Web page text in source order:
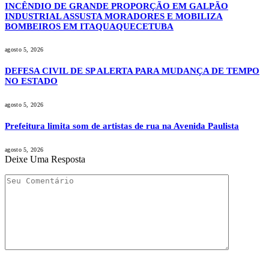
INCÊNDIO DE GRANDE PROPORÇÃO EM GALPÃO
INDUSTRIAL ASSUSTA MORADORES E MOBILIZA
BOMBEIROS EM ITAQUAQUECETUBA
agosto 5, 2026
DEFESA CIVIL DE SP ALERTA PARA MUDANÇA DE TEMPO
NO ESTADO
agosto 5, 2026
Prefeitura limita som de artistas de rua na Avenida Paulista
agosto 5, 2026
Deixe Uma Resposta